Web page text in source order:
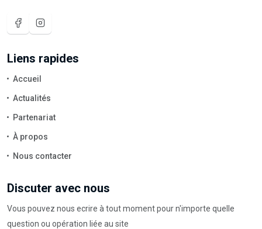
Liens rapides
Accueil
Actualités
Partenariat
À propos
Nous contacter
Discuter avec nous
Vous pouvez nous ecrire à tout moment pour n'importe quelle
question ou opération liée au site